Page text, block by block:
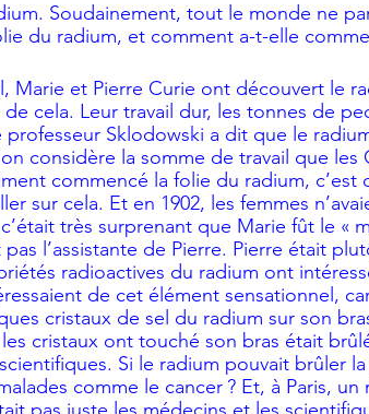
Soudainement, tout le monde ne
du radium, et comment a-t-elle
Marie et Pierre Curie ont découvert le
cela. Leur travail dur, les tonnes de
Sklodowski a dit que le
considère la somme de travail que les
commencé la folie du radium, c’est
sur cela. Et en 1902, les femmes
très surprenant que Marie fût le «
l’assistante de Pierre. Pierre était
radioactives du radium ont
de cet élément sensationnel,
cristaux de sel du radium sur son
cristaux ont touché son bras était
Si le radium pouvait brûler
comme le cancer ? Et, à Paris, un